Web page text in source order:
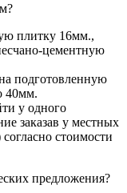
плитку 16мм.,
цементную
подготовленную
40мм.
у одного
заказав у местных
стоимости
предложения?